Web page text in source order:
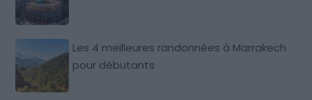
Les 4 meilleures randonnées à Marrakech
pour débutants